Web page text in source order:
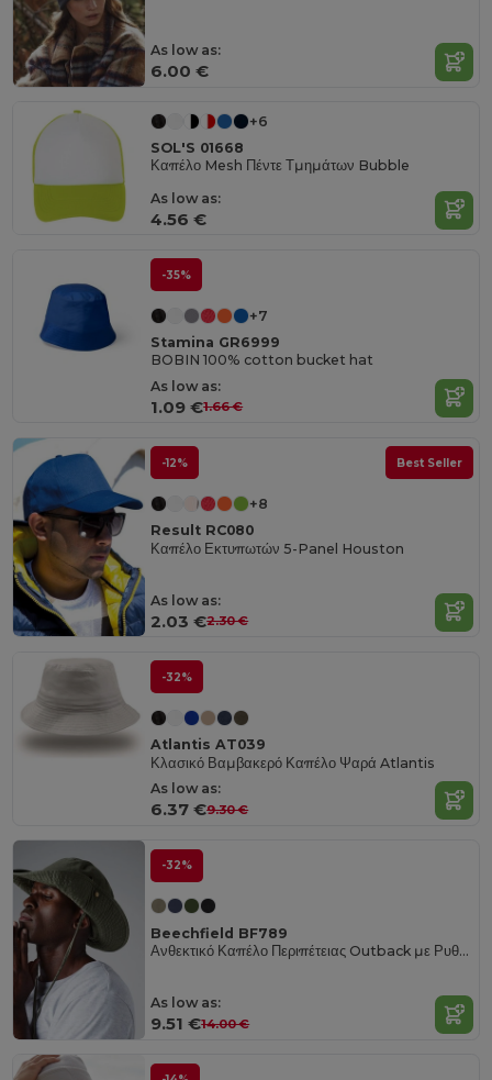
As low as:
6.00 €
+6
SOL'S 01668
Καπέλο Mesh Πέντε Τμημάτων Bubble
As low as:
4.56 €
-35%
+7
Stamina GR6999
BOBIN 100% cotton bucket hat
As low as:
1.09 €1.66 €
-12% Best Seller
+8
Result RC080
Καπέλο Εκτυπωτών 5-Panel Houston
As low as:
2.03 €2.30 €
-32%
Atlantis AT039
Κλασικό Βαμβακερό Καπέλο Ψαρά Atlantis
As low as:
6.37 €9.30 €
-32%
Beechfield BF789
Ανθεκτικό Καπέλο Περιπέτειας Outback με Ρυθμιζόμενη Εφαρμογή
As low as:
9.51 €14.00 €